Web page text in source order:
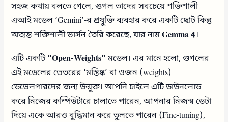
সহজ কথায় বলতে গেলে, গুগল তাদের সবচেয়ে শক্তিশালী
এআই মডেল ‘Gemini’-র প্রযুক্তি ব্যবহার করে একটি ছোট কিন্তু
অত্যন্ত শক্তিশালী ভার্সন তৈরি করেছে, যার নামGemma 4।
এটি একটি“Open-Weights”মডেল। এর মানে হলো, গুগলের
এই মডেলের ভেতরের ‘মস্তিষ্ক’ বা ওজন (weights)
ডেভেলপারদের জন্য উন্মুক্ত। আপনি চাইলে এটি ডাউনলোড
করে নিজের কম্পিউটারে চালাতে পারেন, আপনার নিজস্ব ডেটা
দিয়ে একে আরও বুদ্ধিমান করে তুলতে পারেন (Fine-tuning),